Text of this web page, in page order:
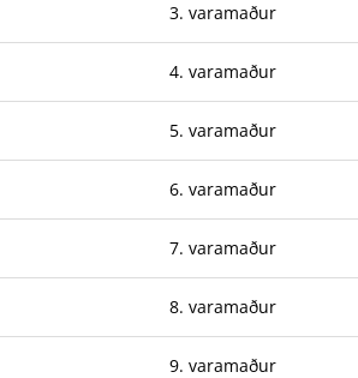
3. varamaður
4. varamaður
5. varamaður
6. varamaður
7. varamaður
8. varamaður
9. varamaður